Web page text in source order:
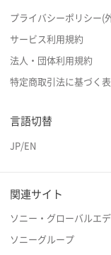
プライバシーポリシー(
サービス利用規約
法人・団体利用規約
特定商取引法に基づく
言語切替
JP/EN
関連サイト
ソニー・グローバルエ
ソニーグループ